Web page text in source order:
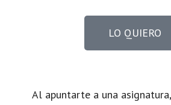
LO QUIERO
Al apuntarte a una